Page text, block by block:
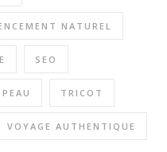
NATUREL
SEO
TRICOT
VOYAGE AUTHENTIQUE